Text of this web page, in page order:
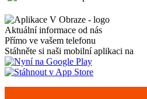
Aktuální informace od nás
Přímo ve vašem telefonu
Stáhněte si naši mobilní aplikaci na